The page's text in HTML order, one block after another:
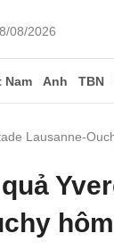
08/2026
Nam Anh TBN
Lausanne-